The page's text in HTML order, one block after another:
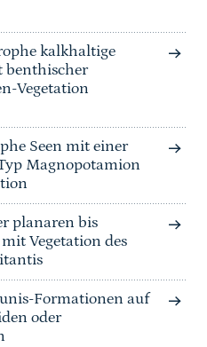
kalkhaltige
benthischer
Vegetation
Seen mit einer
Magnopotamion
planaren bis
Vegetation des
Formationen auf
oder